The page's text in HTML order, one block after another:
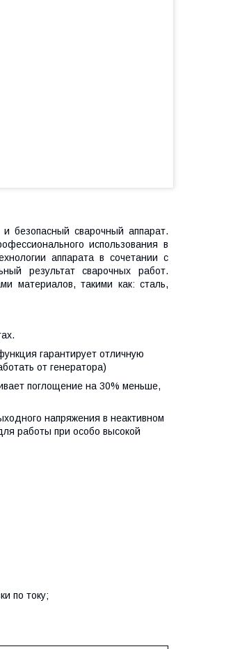
безопасный сварочный аппарат.
использования в
аппарата в сочетании с
результат сварочных работ.
материалов, такими как: сталь,
гарантирует отличную
от генератора)
поглощение на 30% меньше,
напряжения в неактивном
работы при особо высокой
по току;